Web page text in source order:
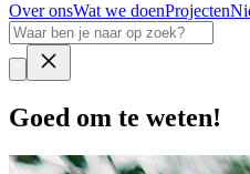
Over onsWat we doenProjecten
Goed om te weten!